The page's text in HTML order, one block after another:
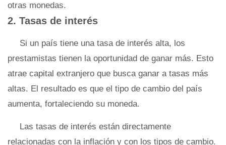
otras monedas.
2. Tasas de interés
Si un país tiene una tasa de interés alta, los
prestamistas tienen la oportunidad de ganar más. Esto
atrae capital extranjero que busca ganar a tasas más
altas. El resultado es que el tipo de cambio del país
aumenta, fortaleciendo su moneda.
Las tasas de interés están directamente
relacionadas con la inflación y con los tipos de cambio.